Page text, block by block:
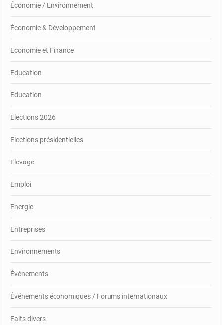
Économie / Environnement
Économie & Développement
Economie et Finance
Education
Education
Elections 2026
Elections présidentielles
Elevage
Emploi
Energie
Entreprises
Environnements
Évènements
Événements économiques / Forums internationaux
Faits divers